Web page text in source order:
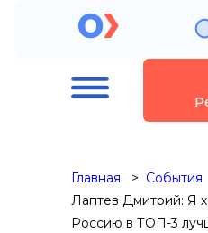
Главная События
Лаптев Дмитрий: Я
Россию в ТОП-3